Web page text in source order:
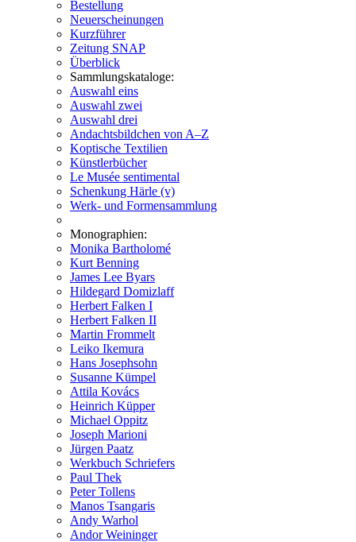
Bestellung
Neuerscheinungen
Kurzführer
Zeitung SNAP
Überblick
Sammlungskataloge:
Auswahl eins
Auswahl zwei
Auswahl drei
Andachtsbildchen von A–Z
Koptische Textilien
Künstlerbücher
Le Musée sentimental
Schenkung Härle (v)
Werk- und Formensammlung
Monographien:
Monika Bartholomé
Kurt Benning
James Lee Byars
Hildegard Domizlaff
Herbert Falken I
Herbert Falken II
Martin Frommelt
Leiko Ikemura
Hans Josephsohn
Susanne Kümpel
Attila Kovács
Heinrich Küpper
Michael Oppitz
Joseph Marioni
Jürgen Paatz
Werkbuch Schriefers
Paul Thek
Peter Tollens
Manos Tsangaris
Andy Warhol
Andor Weininger